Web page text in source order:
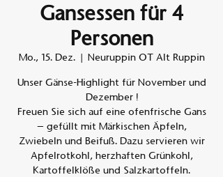
Gansessen für 4
Personen
Mo., 15. Dez.
  |
Neuruppin OT Alt Ruppin
Unser Gänse-Highlight für November und
Dezember !
Freuen Sie sich auf eine ofenfrische Gans
– gefüllt mit Märkischen Äpfeln,
Zwiebeln und Beifuß. Dazu servieren wir
Apfelrotkohl, herzhaften Grünkohl,
Kartoffelklöße und Salzkartoffeln.